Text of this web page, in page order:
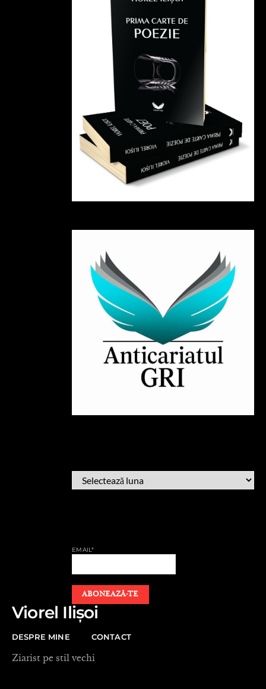
EMAIL*
Viorel Ilișoi
DESPRE MINE CONTACT
Ziarist pe stil vechi